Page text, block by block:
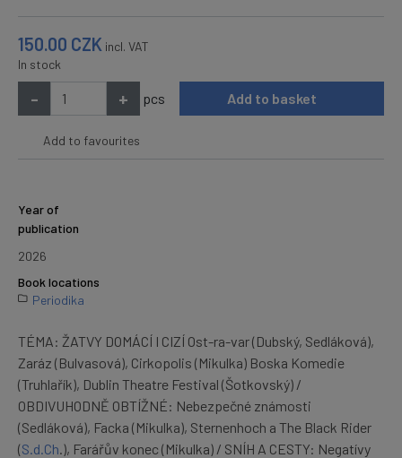
150.00 CZK incl. VAT
In stock
- + pcs Add to basket
Add to favourites
Year of
publication
2026
Book locations
Periodika
TÉMA: ŽATVY DOMÁCÍ I CIZÍ Ost-ra-var (Dubský, Sedláková),
Zaráz (Bulvasová), Cirkopolis (Mikulka) Boska Komedie
(Truhlařík), Dublin Theatre Festival (Šotkovský) /
OBDIVUHODNĚ OBTÍŽNÉ: Nebezpečné známosti
(Sedláková), Facka (Mikulka), Sternenhoch a The Black Rider
(S.d.Ch .), Farářův konec (Mikulka) / SNÍH A CESTY: Negatívy